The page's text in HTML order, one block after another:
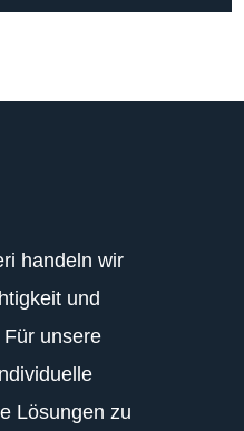
handeln wir
und
unsere
Lösungen zu